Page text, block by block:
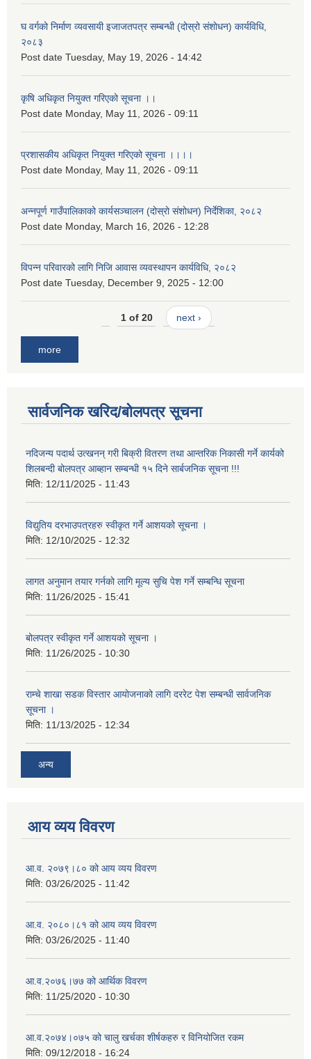
घ वर्गको निर्माण व्यवसायी इजाजतपत्र सम्बन्धी (दोस्रो संशोधन) कार्यविधि,
२०८३
Post date Tuesday, May 19, 2026 - 14:42
कृषि अधिकृत नियुक्त गरिएको सूचना ।।
Post date Monday, May 11, 2026 - 09:11
प्रशासकीय अधिकृत नियुक्त गरिएको सूचना ।।।।
Post date Monday, May 11, 2026 - 09:11
अन्नपूर्ण गाउँपालिकाको कार्यसञ्चालन (दोस्रो संशोधन) निर्देशिका, २०८२
Post date Monday, March 16, 2026 - 12:28
विपन्न परिवारको लागि निजि आवास व्यवस्थापन कार्यविधि, २०८२
Post date Tuesday, December 9, 2025 - 12:00
1 of 20 next ›
more
सार्वजनिक खरिद/बोलपत्र सूचना
नदिजन्य पदार्थ उत्खनन् गरी बिक्री वितरण तथा आन्तरिक निकासी गर्ने कार्यको
शिलबन्दी बोलपत्र आब्हान सम्बन्धी १५ दिने सार्बजनिक सूचना !!!
मिति: 12/11/2025 - 11:43
विद्युतिय दरभाउपत्रहरु स्वीकृत गर्ने आशयको सूचना ।
मिति: 12/10/2025 - 12:32
लागत अनुमान तयार गर्नकाे लागि मूल्य सुचि पेश गर्ने सम्बन्धि सूचना
मिति: 11/26/2025 - 15:41
बोलपत्र स्वीकृत गर्ने आशयको सूचना ।
मिति: 11/26/2025 - 10:30
राम्चे शाखा सडक विस्तार आयोजनाको लागि दररेट पेश सम्बन्धी सार्वजनिक
सूचना ।
मिति: 11/13/2025 - 12:34
अन्य
आय व्यय विवरण
आ.व. २०७९।८० को आय व्यय विवरण
मिति: 03/26/2025 - 11:42
आ.व. २०८०।८१ को आय व्यय विवरण
मिति: 03/26/2025 - 11:40
आ.व.२०७६।७७ को आर्थिक विवरण
मिति: 11/25/2020 - 10:30
आ.व.२०७४।०७५ को चालु खर्चका शीर्षकहरु र विनियोजित रकम
मिति: 09/12/2018 - 16:24